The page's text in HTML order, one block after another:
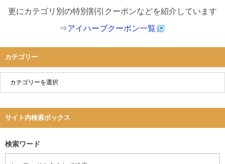
更にカテゴリ別の特別割引クーポンなどを紹介しています
⇒アイハーブクーポン一覧
カテゴリー
サイト内検索ボックス
検索ワード